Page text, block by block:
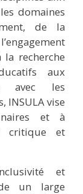
domaines
de la
recherche
aux
avec les
INSULA vise
et à
critique et
et
un large